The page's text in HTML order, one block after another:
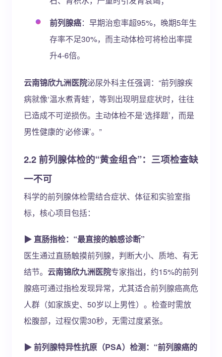
前列腺癌：早期治愈率超95%，晚期5年生
存率不足30%，而主动体检可将检出率提
升4-6倍。
云南锦欣九洲医院泌尿外科主任强调：“前列腺疾
病就像‘温水煮青蛙’，等到出现明显症状时，往往
已造成不可逆损伤。主动体检不是‘选择题’，而是
男性健康的‘必修课’。”
2.2 前列腺体检的“黄金组合”：三项检查缺
一不可
科学的前列腺体检需结合症状、体征和实验室指
标，核心项目包括：
▶ 直肠指检：“最直接的触感诊断”
医生通过直肠触摸前列腺，判断大小、质地、有无
结节。 云南锦欣九洲医院专家指出，约15%的前列
腺癌可通过指检发现异常，尤其适合前列腺癌高危
人群（如家族史、50岁以上男性）。检查时需放
松腹部，过程仅需30秒，无需过度紧张。
▶ 前列腺特异性抗原（PSA）检测：“前列腺癌的